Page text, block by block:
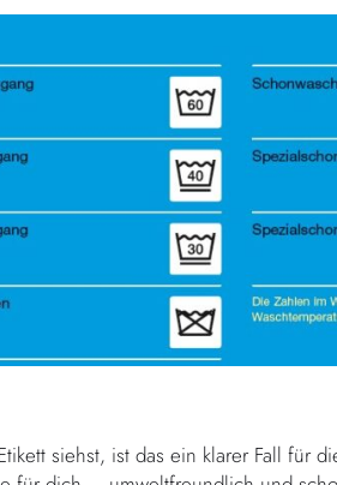
siehst, ist das ein klarer Fall für